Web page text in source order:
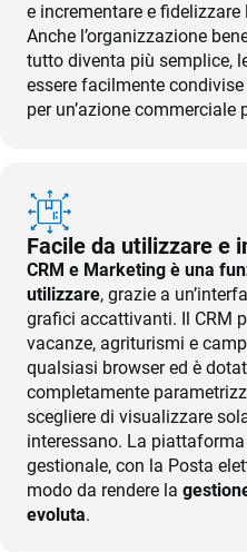
e incrementare e
Anche l’organizzazione
tutto diventa più semplice,
essere facilmente
per un’azione commerciale
Facile da utilizzare e
CRM e Marketing è una
utilizzare, grazie a
grafici accattivanti. Il CRM
vacanze, agriturismi e
qualsiasi browser ed è
completamente
scegliere di visualizzare
interessano. La
gestionale, con la Posta
modo da rendere la
evoluta.